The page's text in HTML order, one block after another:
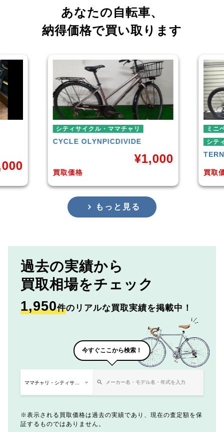
あなたの自転車、
納得価格で買い取ります
¥1,000
ミニベロ
シティサイクル・ママチャリ
SURGE 2021年モデル
買取価格
もっと見る
過去の実績から
買取相場をチェック
1,950件のリアルな買取実績を掲載中！
今すぐここから検索！
表示される買取価格は過去の実績であり、現在の査定額を保
証するものではありません。